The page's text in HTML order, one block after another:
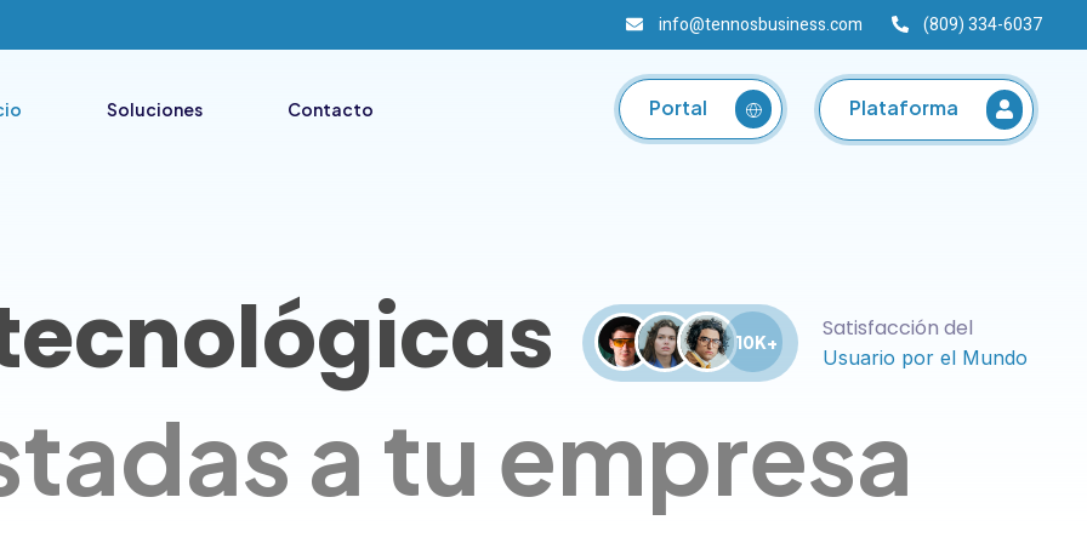
info@tennosbusiness.com (809) 334-6037
Soluciones Contacto Portal Plataforma
10K+ Satisfacción del
Usuario por el Mundo
a tu empresa